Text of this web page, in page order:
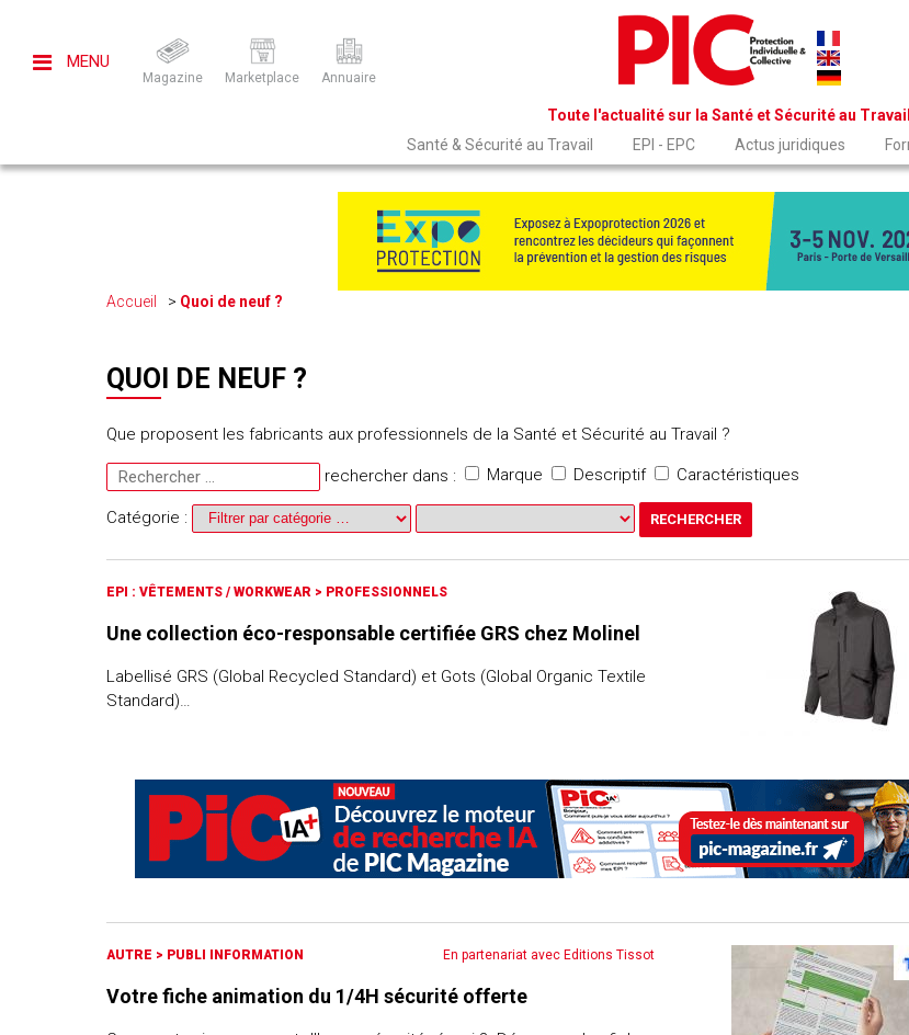
MENU
Magazine Marketplace Annuaire
Toute l'actualité sur la Santé et Sécurité au Travail
Santé & Sécurité au Travail EPI - EPC Actus juridiques
Accueil Quoi de neuf ?
QUOI DE NEUF ?
Que proposent les fabricants aux professionnels de la Santé et Sécurité au Travail ?
rechercher dans : Marque Descriptif Caractéristiques
Catégorie :
EPI : VÊTEMENTS / WORKWEAR > PROFESSIONNELS
Une collection éco-responsable certifiée GRS chez Molinel
Labellisé GRS (Global Recycled Standard) et Gots (Global Organic Textile
Standard)…
AUTRE > PUBLI INFORMATION En partenariat avec Editions Tissot
Votre fiche animation du 1/4H sécurité offerte